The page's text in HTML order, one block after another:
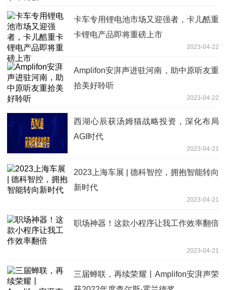
卡车专用锂电池市场又迎强者，卡儿酷重
卡锂电产品即将重磅上市
2023-04-22
Amplifon安湃声进驻河南，助中原听友重
拾美好聆听
2023-04-22
西湖心辰获汤姆猫战略投资，深化布局
AGI时代
2023-04-21
2023上海车展 | 德科智控，拥抱智能转向
新时代
2023-04-21
职场神器！这款小程序让我工作效率翻倍
2023-04-21
三届蝉联，再续荣耀丨Amplifon安湃声荣